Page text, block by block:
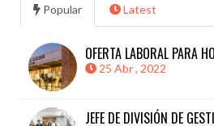
Popular Latest
OFERTA LABORAL PARA
25 Abr , 2022
JEFE DE DIVISIÓN DE